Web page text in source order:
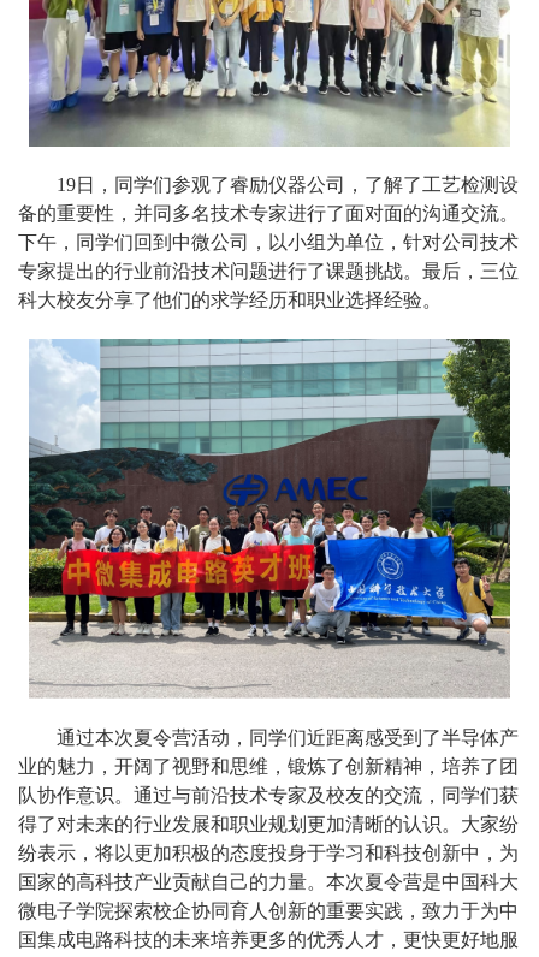
19日，同学们参观了睿励仪器公司，了解了工艺检测设
备的重要性，并同多名技术专家进行了面对面的沟通交流。
下午，同学们回到中微公司，以小组为单位，针对公司技术
专家提出的行业前沿技术问题进行了课题挑战。最后，三位
科大校友分享了他们的求学经历和职业选择经验。
通过本次夏令营活动，同学们近距离感受到了半导体产
业的魅力，开阔了视野和思维，锻炼了创新精神，培养了团
队协作意识。通过与前沿技术专家及校友的交流，同学们获
得了对未来的行业发展和职业规划更加清晰的认识。大家纷
纷表示，将以更加积极的态度投身于学习和科技创新中，为
国家的高科技产业贡献自己的力量。本次夏令营是中国科大
微电子学院探索校企协同育人创新的重要实践，致力于为中
国集成电路科技的未来培养更多的优秀人才，更快更好地服